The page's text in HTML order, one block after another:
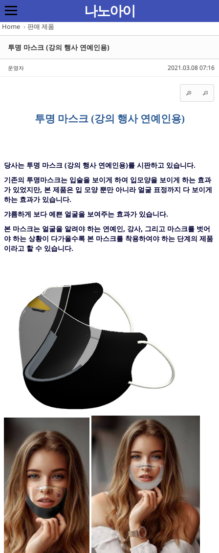
Home › 판매 제품
2021.03.08 07:16
투명 마스크 (강의 행사 연예인용)
운영자
투명 마스크 (강의 행사 연예인용)
당사는 투명 마스크 (강의 행사 연예인용)를 시판하고 있습니다.
기존의 투명마스크는 입술을 보이게 하여 입모양을 보이게 하는 효과
가 있었지만, 본 제품은 입 모양 뿐만 아니라 얼굴 표정까지 다 보이게
하는 효과가 있습니다.
갸름하게 보다 예쁜 얼굴을 보여주는 효과가 있습니다.
본 마스크는 얼굴을 알려야 하는 연예인, 강사, 그리고 마스크를 벗어
야 하는 상황이 다가올수록 본 마스크를 착용하여야 하는 단계의 제품
이라고 할 수 있습니다.
나노아이